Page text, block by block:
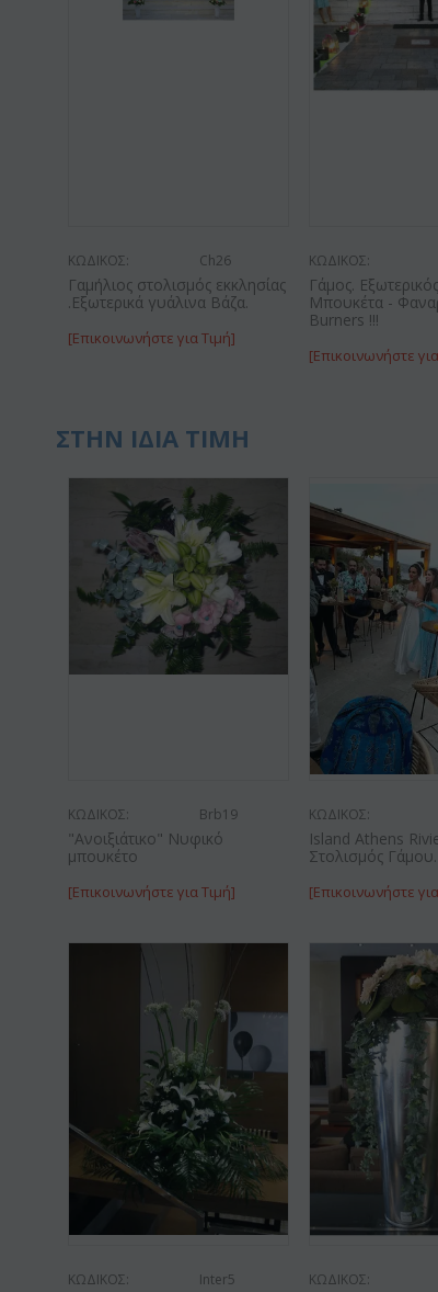
ΚΩΔΙΚΟΣ: Ch26
Γαμήλιος στολισμός εκκλησίας
.Εξωτερικά γυάλινα Βάζα.
[Επικοινωνήστε για Τιμή]
ΚΩΔΙΚΟΣ:
Γάμος.
Μπουκέτα -
Burners !!!
[Επικοινωνήστε
ΣΤΗΝ ΙΔΙΑ ΤΙΜΗ
ΚΩΔΙΚΟΣ: Brb19
"Ανοιξιάτικο" Νυφικό
μπουκέτο
[Επικοινωνήστε για Τιμή]
ΚΩΔΙΚΟΣ:
Island Athens
Στολισμός Γάμου.
[Επικοινωνήστε
ΚΩΔΙΚΟΣ: Inter5 ΚΩΔΙΚΟΣ: